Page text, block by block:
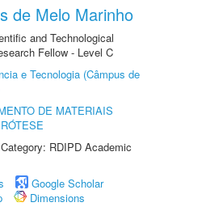
de Melo Marinho
and Technological
Fellow - Level C
e Tecnologia (Câmpus de
DE MATERIAIS
RDIPD Academic
Google Scholar
Dimensions